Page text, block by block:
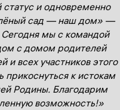
и одновременно
сад — наш дом» —
Сегодня мы с командой
с домом родителей
и всех участников этого
прикоснуться к истокам
Родины. Благодарим
возможность!»